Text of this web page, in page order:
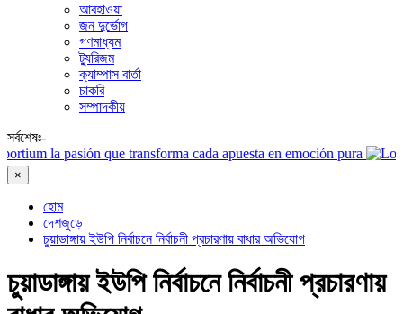
আবহাওয়া
জন দুর্ভোগ
গণমাধ্যম
ট্যুরিজম
ক্যাম্পাস বার্তা
চাকরি
সম্পাদকীয়
সর্বশেষঃ-
que transforma cada apuesta en emoción pura
Elevate
×
হোম
দেশজুড়ে
চুয়াডাঙ্গায় ইউপি নির্বাচনে নির্বাচনী প্রচারণায় বাধার অভিযোগ
চুয়াডাঙ্গায় ইউপি নির্বাচনে নির্বাচনী প্রচারণায়